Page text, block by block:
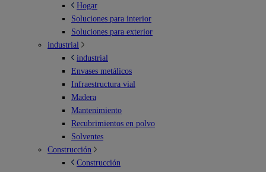
Hogar
Soluciones para interior
Soluciones para exterior
industrial
industrial
Envases metálicos
Infraestructura vial
Madera
Mantenimiento
Recubrimientos en polvo
Solventes
Construcción
Construcción